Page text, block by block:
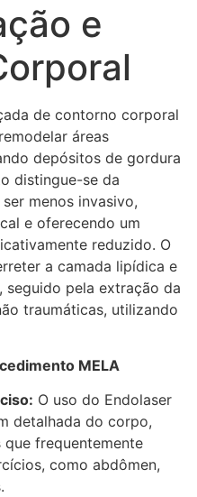
e
de contorno corporal
áreas
depósitos de gordura
distingue-se da
menos invasivo,
e oferecendo um
reduzido. O
a camada lipídica e
pela extração da
traumáticas, utilizando
MELA
O uso do Endolaser
detalhada do corpo,
frequentemente
como abdômen,